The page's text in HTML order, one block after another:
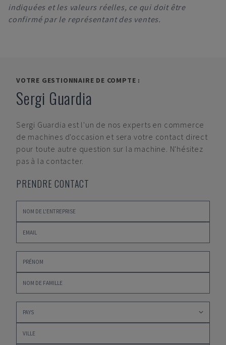
indiquées et les valeurs réelles, ce qui doit être
confirmé par le représentant des ventes.
VOTRE GESTIONNAIRE DE COMPTE :
Sergi Guardia
Sergi Guardia est l'un de nos experts en commerce
de machines d'occasion et sera votre contact direct
pour toute autre question sur la machine. N'hésitez
pas à la contacter.
PRENDRE CONTACT